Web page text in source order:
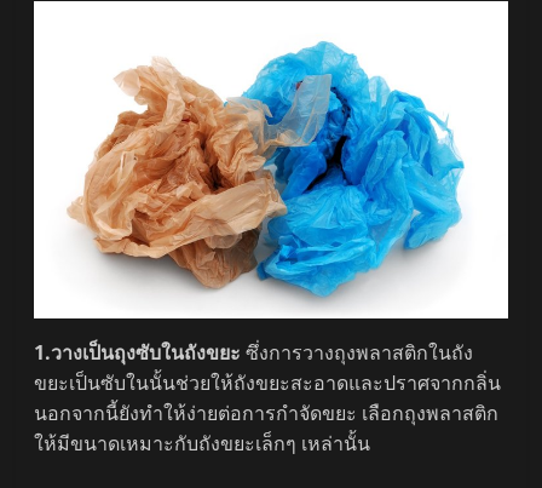
1.วางเป็นถุงซับในถังขยะ ซึ่งการวางถุงพลาสติกในถัง
ขยะเป็นซับในนั้นช่วยให้ถังขยะสะอาดและปราศจากกลิ่น
นอกจากนี้ยังทำให้ง่ายต่อการกำจัดขยะ เลือกถุงพลาสติก
ให้มีขนาดเหมาะกับถังขยะเล็กๆ เหล่านั้น